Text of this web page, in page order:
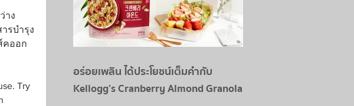
าง
รบำรุง
คออก
Try
อร่อยเพลิน ได้ประโยชน์เต็มคำกับ
Kellogg’s Cranberry Almond Granola